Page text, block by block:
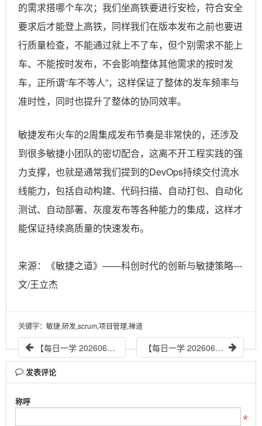
的需求搭哪个车次；我们坐高铁要进行安检，符合安全
要求后才能登上高铁，同样我们在版本发布之前也要进
行质量检查，不能通过就上不了车，但个别需求不能上
车、不能按时发布，不会影响整体其他需求的按时发
车，正所谓“车不等人”，这样保证了整体的发车频率与
准时性，同时也提升了整体的协同效率。
敏捷发布火车的2周集成发布节奏是非常快的，还涉及
到很多敏捷小团队的密切配合，这离不开工程实践的强
力支撑，也就是通常我们提到的DevOps持续交付流水
线能力，包括自动构建、代码扫描、自动打包、自动化
测试、自动部署、灰度发布等各种能力的集成，这样才
能保证持续高质量的快速发布。
来源：《敏捷之道》——科创时代的创新与敏捷策略---
文/王立杰
关键字：敏捷,研发,scrum,项目管理,禅道
【每日一学 20260617】敏捷之道——科创时代的创新与敏捷策略（二） 【每日一学 20260622】需求管理常见问题
发表评论
称呼